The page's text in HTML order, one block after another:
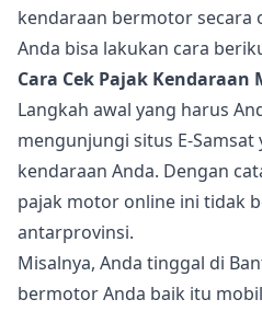
kendaraan bermotor secara
Anda bisa lakukan cara
Cara Cek Pajak Kendaraan
Langkah awal yang harus
mengunjungi situs E-
kendaraan Anda. Dengan
pajak motor online ini tidak
antarprovinsi.
Misalnya, Anda tinggal di
bermotor Anda baik itu